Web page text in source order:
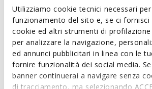
Utilizziamo cookie tecnici necessari
funzionamento del sito e, se ci fornisci
cookie ed altri strumenti di
per analizzare la navigazione,
ed annunci pubblicitari in linea con le
fornire funzionalità dei social media.
banner continuerai a navigare senza
di tracciamento, ma selezionando
nera, ideale per i business look e gli
Spherica™ EC11 garantisce benessere e
mattina a sera, rendendo più leggeri gli
quotidiani.
CODICE PRODOTTO:U35EFA00043C9999
Leggi di più
Caratteristiche